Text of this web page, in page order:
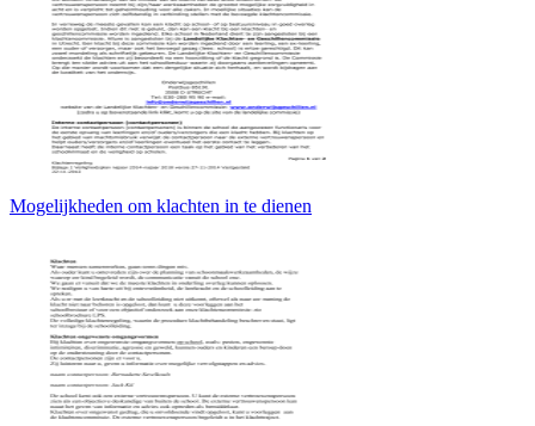
Mogelijkheden om klachten in te dienen